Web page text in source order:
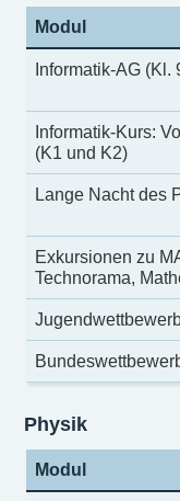
Modul
Informatik-AG (Kl.
Informatik-Kurs:
(K1 und K2)
Lange Nacht des
Exkursionen zu
Technorama,
Physik
Modul